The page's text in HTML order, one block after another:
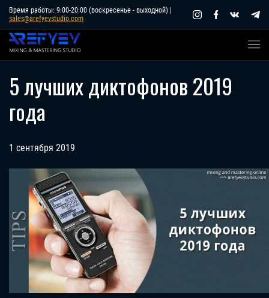
Skip
content
Время работы: 9:00-20:00 (воскресенье - выходной) |
sales@arefyevstudio.com
5 лучших диктофонов 2019
года
1 сентября 2019